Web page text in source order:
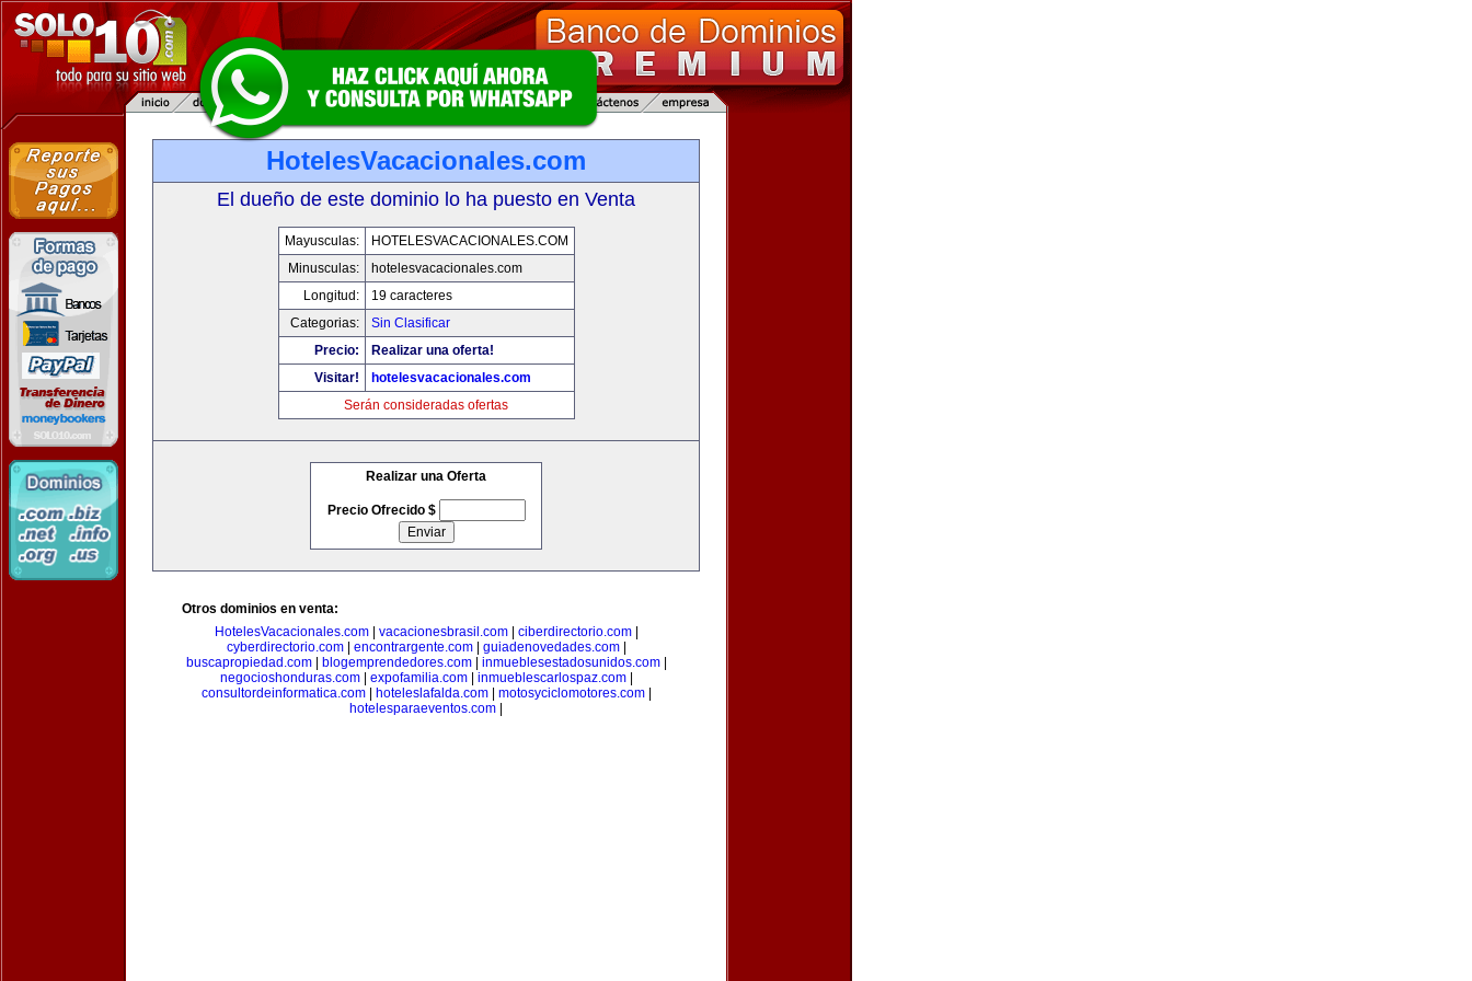
HotelesVacacionales.com
El dueño de este dominio lo ha puesto en Venta
Mayusculas:
HOTELESVACACIONALES.COM
Minusculas:
hotelesvacacionales.com
Longitud:
19 caracteres
Categorias:
Sin Clasificar
Precio:
Realizar una oferta!
Visitar!
hotelesvacacionales.com
Serán consideradas ofertas
Realizar una Oferta
Precio Ofrecido $
Otros dominios en venta:
HotelesVacacionales.com| vacacionesbrasil.com| ciberdirectorio.com|
cyberdirectorio.com| encontrargente.com| guiadenovedades.com|
buscapropiedad.com| blogemprendedores.com| inmueblesestadosunidos.com|
negocioshonduras.com| expofamilia.com| inmueblescarlospaz.com|
consultordeinformatica.com| hoteleslafalda.com| motosyciclomotores.com|
hotelesparaeventos.com